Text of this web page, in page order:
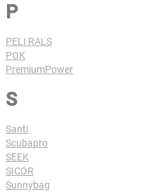
P
PELI RALS
POK
PremiumPower
S
Santi
Scubapro
SEEK
SICOR
Sunnybag